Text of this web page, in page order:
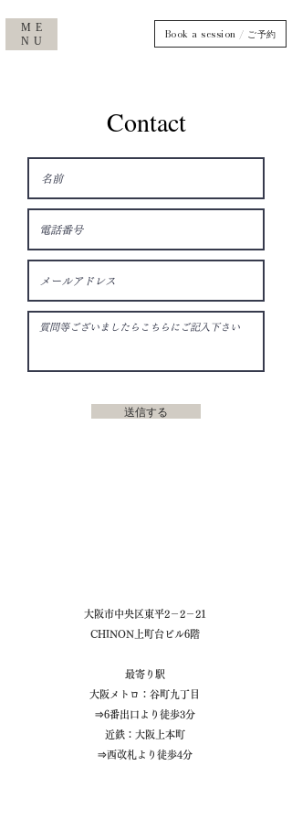
Book a session / ご予約
ME
NU
Contact
送信する
大阪市中央区東平2－2－21
CHINON上町台ビル6階
最寄り駅
大阪メトロ：谷町九丁目
⇒6番出口より徒歩3分
近鉄：大阪上本町
⇒西改札より徒歩4分